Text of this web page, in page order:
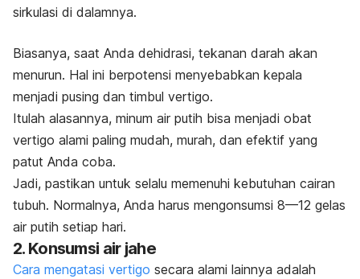
sirkulasi di dalamnya.
Biasanya, saat Anda dehidrasi, tekanan darah akan
menurun. Hal ini berpotensi menyebabkan kepala
menjadi pusing dan timbul vertigo.
Itulah alasannya, minum air putih bisa menjadi obat
vertigo alami paling mudah, murah, dan efektif yang
patut Anda coba.
Jadi, pastikan untuk selalu memenuhi kebutuhan cairan
tubuh. Normalnya, Anda harus mengonsumsi 8—12 gelas
air putih setiap hari.
2. Konsumsi air jahe
Cara mengatasi vertigo secara alami lainnya adalah